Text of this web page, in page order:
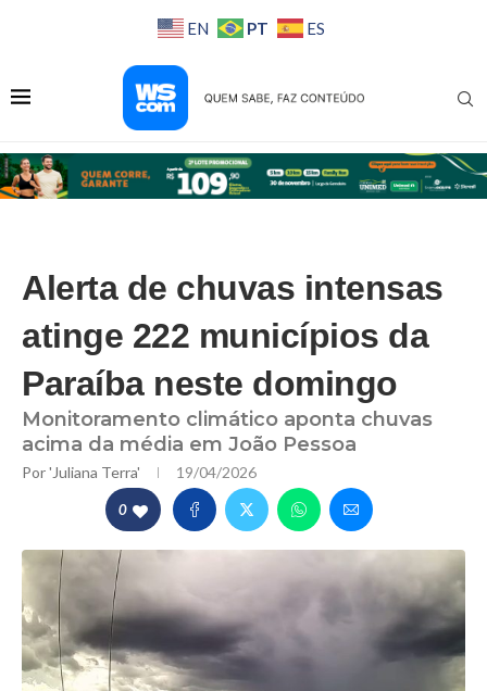
EN PT ES
Alerta de chuvas intensas
atinge 222 municípios da
Paraíba neste domingo
Monitoramento climático aponta chuvas
acima da média em João Pessoa
Por'Juliana Terra' 19/04/2026
0